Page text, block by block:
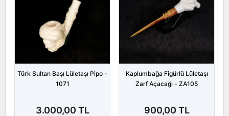
Türk Sultan Başı Lületaşı Pipo -
1071
3.000,00 TL
Kaplumbağa Figürlü Lületaşı
Zarf Açacağı - ZA105
900,00 TL